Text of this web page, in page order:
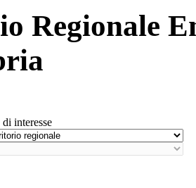
Regionale
interesse